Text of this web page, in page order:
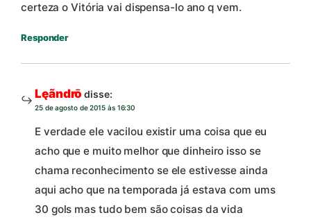
certeza o Vitória vai dispensa-lo ano q vem.
Responder
Lęãndrō disse:
25 de agosto de 2015 às 16:30
E verdade ele vacilou existir uma coisa que eu
acho que e muito melhor que dinheiro isso se
chama reconhecimento se ele estivesse ainda
aqui acho que na temporada já estava com ums
30 gols mas tudo bem são coisas da vida